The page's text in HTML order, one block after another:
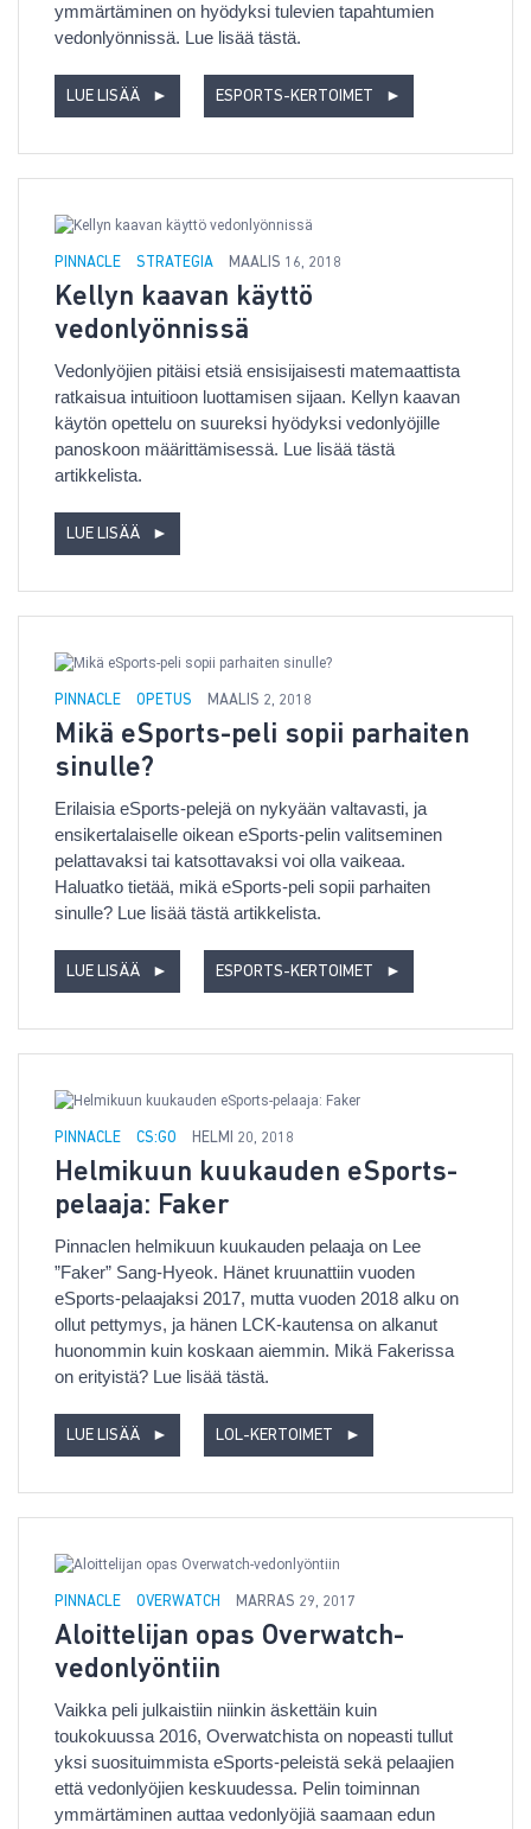
ymmärtäminen on hyödyksi tulevien tapahtumien
vedonlyönnissä. Lue lisää tästä.
LUE LISÄÄ ► ESPORTS-KERTOIMET ►
PINNACLE STRATEGIA MAALIS 16, 2018
Kellyn kaavan käyttö
vedonlyönnissä
Vedonlyöjien pitäisi etsiä ensisijaisesti matemaattista
ratkaisua intuitioon luottamisen sijaan. Kellyn kaavan
käytön opettelu on suureksi hyödyksi vedonlyöjille
panoskoon määrittämisessä. Lue lisää tästä
artikkelista.
LUE LISÄÄ ►
PINNACLE OPETUS MAALIS 2, 2018
Mikä eSports-peli sopii parhaiten
sinulle?
Erilaisia eSports-pelejä on nykyään valtavasti, ja
ensikertalaiselle oikean eSports-pelin valitseminen
pelattavaksi tai katsottavaksi voi olla vaikeaa.
Haluatko tietää, mikä eSports-peli sopii parhaiten
sinulle? Lue lisää tästä artikkelista.
LUE LISÄÄ ► ESPORTS-KERTOIMET ►
PINNACLE CS:GO HELMI 20, 2018
Helmikuun kuukauden eSports-
pelaaja: Faker
Pinnaclen helmikuun kuukauden pelaaja on Lee
”Faker” Sang-Hyeok. Hänet kruunattiin vuoden
eSports-pelaajaksi 2017, mutta vuoden 2018 alku on
ollut pettymys, ja hänen LCK-kautensa on alkanut
huonommin kuin koskaan aiemmin. Mikä Fakerissa
on erityistä? Lue lisää tästä.
LUE LISÄÄ ► LOL-KERTOIMET ►
PINNACLE OVERWATCH MARRAS 29, 2017
Aloittelijan opas Overwatch-
vedonlyöntiin
Vaikka peli julkaistiin niinkin äskettäin kuin
toukokuussa 2016, Overwatchista on nopeasti tullut
yksi suosituimmista eSports-peleistä sekä pelaajien
että vedonlyöjien keskuudessa. Pelin toiminnan
ymmärtäminen auttaa vedonlyöjiä saamaan edun